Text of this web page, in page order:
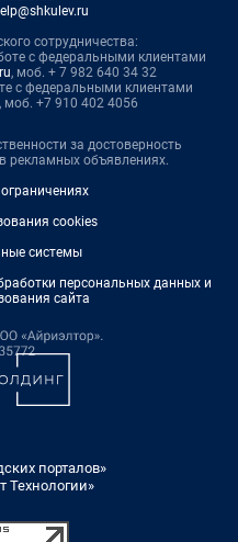
сотрудничества:
с федеральными клиентами
, моб. + 7 982 640 34 32
с федеральными клиентами
, моб. +7 910 402 4056
за достоверность
рекламных объявлениях.
cookies
системы
персональных данных и
сайта
порталов»
Технологии»